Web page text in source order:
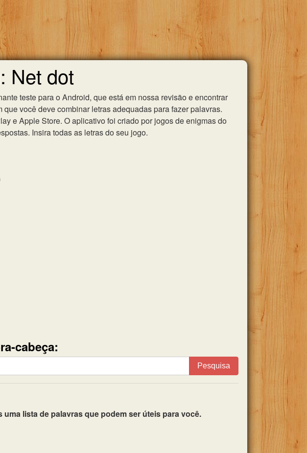
Net dot
teste para o Android, que está em nossa revisão e encontrar
você deve combinar letras adequadas para fazer palavras.
e Apple Store. O aplicativo foi criado por jogos de enigmas do
Insira todas as letras do seu jogo.
cabeça:
Pesquisa
lista de palavras que podem ser úteis para você.